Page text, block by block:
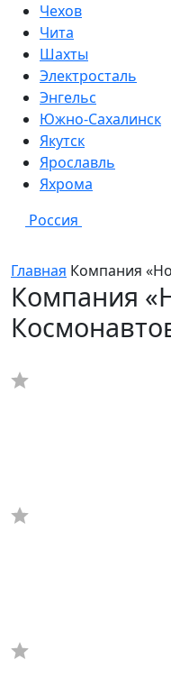
Чехов
Чита
Шахты
Электросталь
Энгельс
Южно-Сахалинск
Якутск
Ярославль
Яхрома
Россия
Главная Компания
Компания